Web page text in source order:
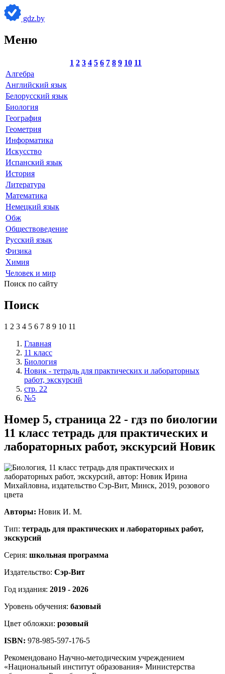
gdz.by
Меню
1 2 3 4 5 6 7 8 9 10 11
Алгебра
Английский язык
Белорусский язык
Биология
География
Геометрия
Информатика
Искусство
Испанский язык
История
Литература
Математика
Немецкий язык
Обж
Обществоведение
Русский язык
Физика
Химия
Человек и мир
Поиск по сайту
Поиск
1 2 3 4 5 6 7 8 9 10 11
Главная
11 класс
Биология
Новик - тетрадь для практических и лабораторных
работ, экскурсий
стр. 22
№5
Номер 5, страница 22 - гдз по биологии
11 класс тетрадь для практических и
лабораторных работ, экскурсий Новик
Авторы: Новик И. М.
Тип: тетрадь для практических и лабораторных работ,
экскурсий
Серия: школьная программа
Издательство: Сэр-Вит
Год издания: 2019 - 2026
Уровень обучения: базовый
Цвет обложки: розовый
ISBN: 978-985-597-176-5
Рекомендовано Научно-методическим учреждением
«Национальный институт образования» Министерства